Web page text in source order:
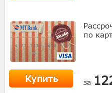
по
Купить за